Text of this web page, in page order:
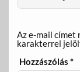
Az e-mail címet
karakterrel
Hozzászólás*